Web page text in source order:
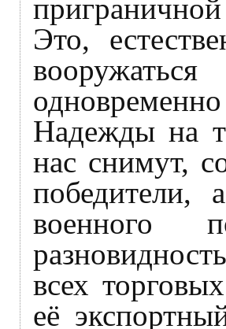
Это,
Надежды на
нас снимут,
военного
всех
её